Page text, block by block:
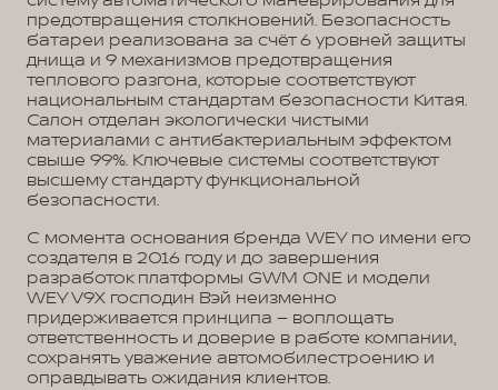
предотвращения столкновений. Безопасность
батареи реализована за счёт 6 уровней защиты
днища и 9 механизмов предотвращения
теплового разгона, которые соответствуют
национальным стандартам безопасности Китая.
Салон отделан экологически чистыми
материалами с антибактериальным эффектом
свыше 99%. Ключевые системы соответствуют
высшему стандарту функциональной
безопасности.
С момента основания бренда WEY по имени его
создателя в 2016 году и до завершения
разработок платформы GWM ONE и модели
WEY V9X господин Вэй неизменно
придерживается принципа – воплощать
ответственность и доверие в работе компании,
сохранять уважение автомобилестроению и
оправдывать ожидания клиентов.